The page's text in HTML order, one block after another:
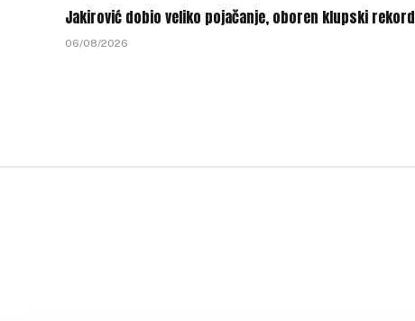
Jakirović dobio veliko pojačanje, oboren klupski rekord
06/08/2026